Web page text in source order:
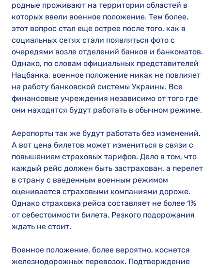
родные проживают на территории областей в
которых ввели военное положение. Тем более,
этот вопрос стал еще острее после того, как в
социальных сетях стали появляться фото с
очередями возле отделений банков и банкоматов.
Однако, по словам официальных представителей
Нацбанка, военное положение никак не повлияет
на работу банковской системы Украины. Все
финансовые учреждения независимо от того где
они находятся будут работать в обычном режиме.
Аеропорты так же будут работать без изменений.
А вот цена билетов может измениться в связи с
повышением страховых тарифов. Дело в том, что
каждый рейс должен быть застрахован, а перелет
в страну с введенным военным режимом
оценивается страховыми компаниями дороже.
Однако страховка рейса составляет не более 1%
от себестоимости билета. Резкого подорожания
ждать не стоит.
Военное положение, более вероятно, коснется
железнодорожных перевозок. Подтверждение